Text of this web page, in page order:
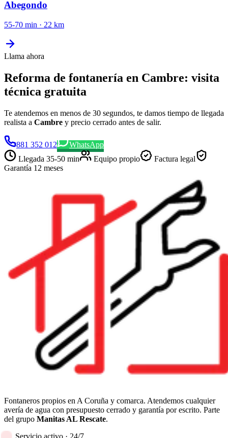
Abegondo
55-70 min · 22 km
Llama ahora
Reforma de fontanería en Cambre: visita
técnica gratuita
Te atendemos en menos de 30 segundos, te damos tiempo de llegada
realista a Cambre y precio cerrado antes de salir.
881 352 012
WhatsApp
Llegada 35-50 min Equipo propio
Factura legal
Garantía 12 meses
Fontaneros propios en A Coruña y comarca. Atendemos cualquier
avería de agua con presupuesto cerrado y garantía por escrito. Parte
del grupo Manitas AL Rescate.
Servicio activo · 24/7